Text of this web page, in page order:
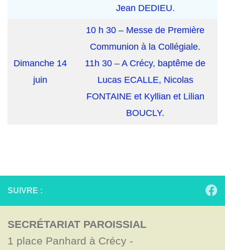
Jean DEDIEU.
Dimanche 14
juin
10 h 30 – Messe de Première
Communion à la Collégiale.
11h 30 – A Crécy, baptême de
Lucas ECALLE, Nicolas
FONTAINE et Kyllian et Lilian
BOUCLY.
SUIVRE :
SECRÉTARIAT PAROISSIAL
1 place Panhard à Crécy -